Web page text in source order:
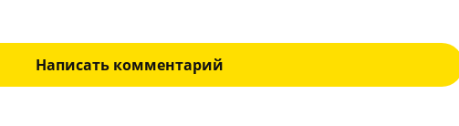
Написать комментарий